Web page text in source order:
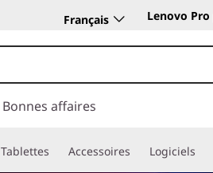
Français Lenovo Pro
Bonnes affaires
Tablettes Accessoires Logiciels